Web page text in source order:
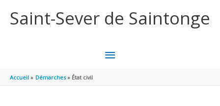
Saint-Sever de Saintonge
MENU
Accueil Démarches État civil